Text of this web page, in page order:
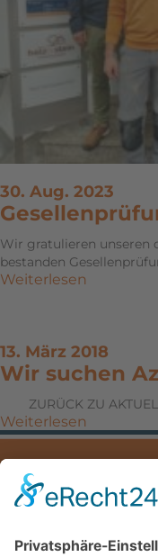
30. Aug. 2023
Wir gratulieren unseren
bestanden
Weiterlesen
13. März 2018
Wir suchen
ZURÜCK ZU
Weiterlesen
IMPRESSUM